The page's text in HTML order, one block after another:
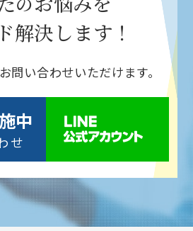
解決します！
問い合わせいただけます。
中
せ